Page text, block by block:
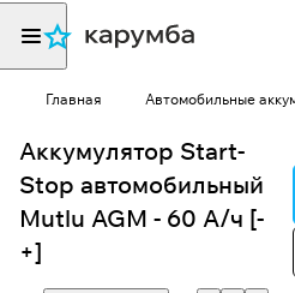
Главная Автомобильные
Аккумулятор Start-
Stop автомобильный
Mutlu AGM - 60 А/ч [-
+]